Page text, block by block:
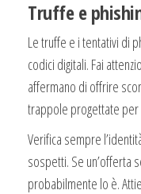
Truffe e
Le truffe e i tentativi di
codici digitali. Fai
affermano di offrire
trappole progettate
Verifica sempre
sospetti. Se un’offerta
probabilmente lo è.